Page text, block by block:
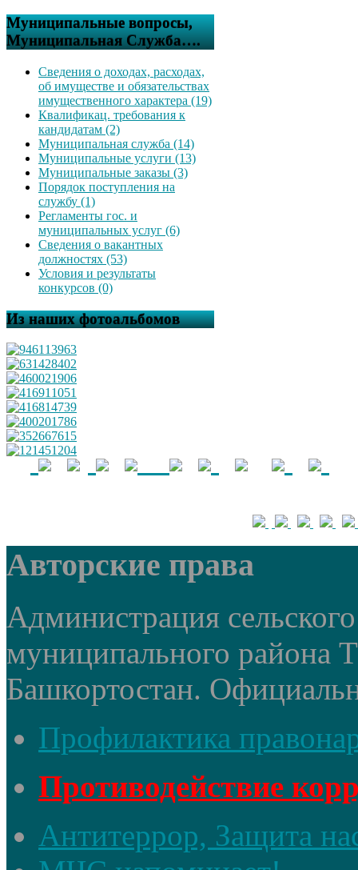
Муниципальные вопросы,
Муниципальная Служба….
Сведения о доходах, расходах,
об имуществе и обязательствах
имущественного характера (19)
Квалификац. требования к
кандидатам (2)
Муниципальная служба (14)
Муниципальные услуги (13)
Муниципальные заказы (3)
Порядок поступления на
службу (1)
Регламенты гос. и
муниципальных услуг (6)
Сведения о вакантных
должностях (53)
Условия и результаты
конкурсов (0)
Из наших фотоальбомов
Авторские права
Администрация
муниципального района
Башкортостан.
Профилактика
Противодействие
Антитеррор, Защита